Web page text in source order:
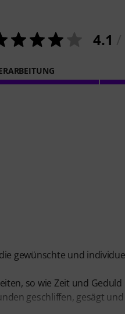
4.1
gewünschte und
so wie Zeit und
geschliffen, gesägt